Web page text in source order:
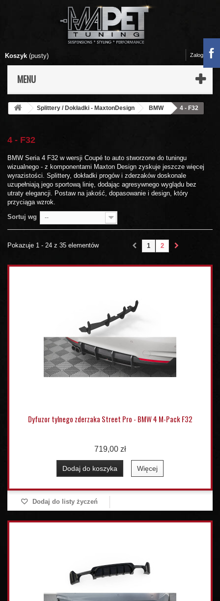
Koszyk (pusty)
MENU
Zaloguj się
Splittery / Dokładki - MaxtonDesign BMW 4 - F32
4 - F32
BMW Seria 4 F32 w wersji Coupé to auto stworzone do tuningu
wizualnego - z komponentami Maxton Design zyskuje jeszcze więcej
wyrazistości. Splittery, dokładki progów i zderzaków doskonale
uzupełniają jego sportową linię, dodając agresywnego wyglądu bez
utraty elegancji. Postaw na jakość, dopasowanie i design, który
przyciąga wzrok.
Sortuj wg
--
1 2
Pokazuje 1 - 24 z 35 elementów
Dyfuzor tylnego zderzaka Street Pro - BMW 4 M-Pack F32
719,00 zł
Dodaj do koszyka Więcej
Dodaj do listy życzeń